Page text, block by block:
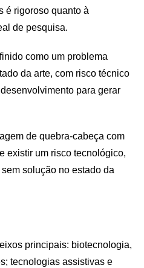
é rigoroso quanto à
de pesquisa.
como um problema
da arte, com risco técnico
para gerar
de quebra-cabeça com
existir um risco tecnológico,
solução no estado da
principais: biotecnologia,
tecnologias assistivas e